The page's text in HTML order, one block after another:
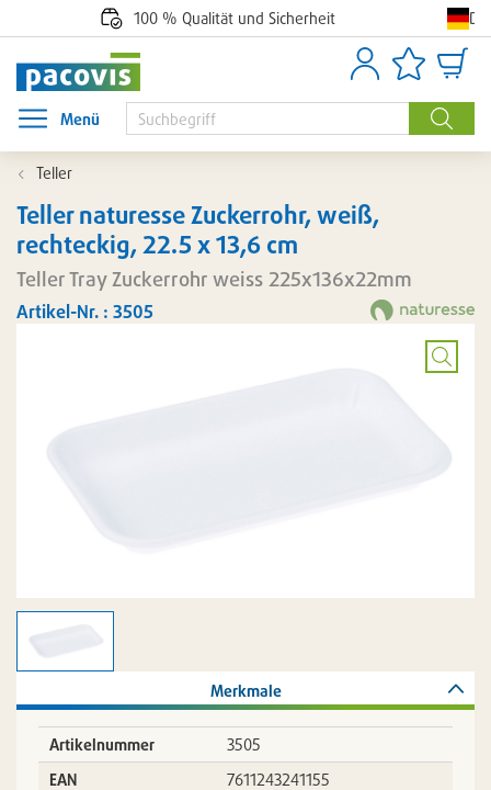
100 % Qualität und Sicherheit
Suche
AnmeldenArtikellisten
Menü
Menü öffnen
Teller
Teller naturesse Zuckerrohr, weiß,
rechteckig, 22.5 x 13,6 cm
Teller Tray Zuckerrohr weiss 225x136x22mm
Artikel-Nr. : 3505
Bild
Merkmale
Artikelnummer
3505
EAN
7611243241155